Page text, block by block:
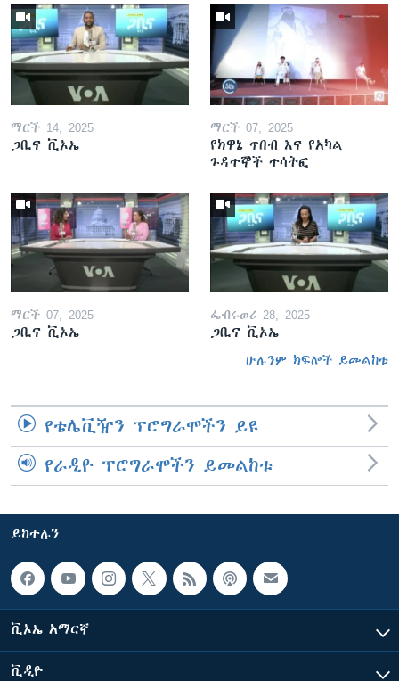
ማርች 14, 2025
ጋቢና ቪኦኤ
ማርች 07, 2025
የክዋኔ ጥበብ እና የአካል
ጉዳተኞች ተሳትፎ
ማርች 07, 2025
ጋቢና ቪኦኤ
ፌብሩወሪ 28, 2025
ጋቢና ቪኦኤ
ሁሉንም ክፍሎች ይመልከቱ
የቴሌቪዥን ፕሮግራሞችን ይዩ
የራዲዮ ፕሮግራሞችን ይመልከቱ
ይከተሉን
ቪኦኤ አማርኛ
ቪዲዮ